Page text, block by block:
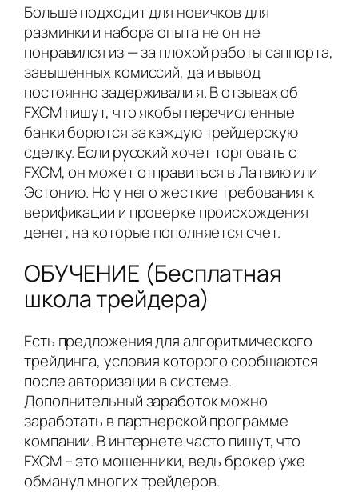
Больше подходит для новичков для
разминки и набора опыта не он не
понравился из — за плохой работы саппорта,
завышенных комиссий, да и вывод
постоянно задерживали я. В отзывах об
FXCM пишут, что якобы перечисленные
банки борются за каждую трейдерскую
сделку. Если русский хочет торговать с
FXCM, он может отправиться в Латвию или
Эстонию. Но у него жесткие требования к
верификации и проверке происхождения
денег, на которые пополняется счет.
ОБУЧЕНИЕ (Бесплатная
школа трейдера)
Есть предложения для алгоритмического
трейдинга, условия которого сообщаются
после авторизации в системе.
Дополнительный заработок можно
заработать в партнерской программе
компании. В интернете часто пишут, что
FXCM – это мошенники, ведь брокер уже
обманул многих трейдеров.